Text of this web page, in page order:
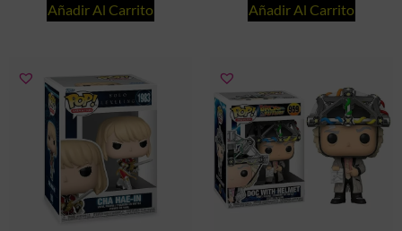
Añadir Al Carrito Añadir Al Carrito